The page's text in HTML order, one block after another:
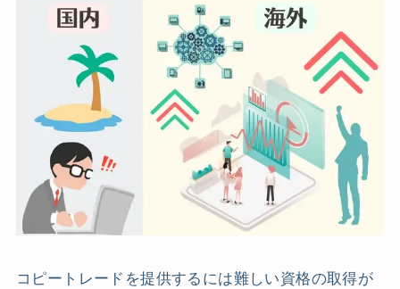
コピートレードを提供するには難しい資格の取得が